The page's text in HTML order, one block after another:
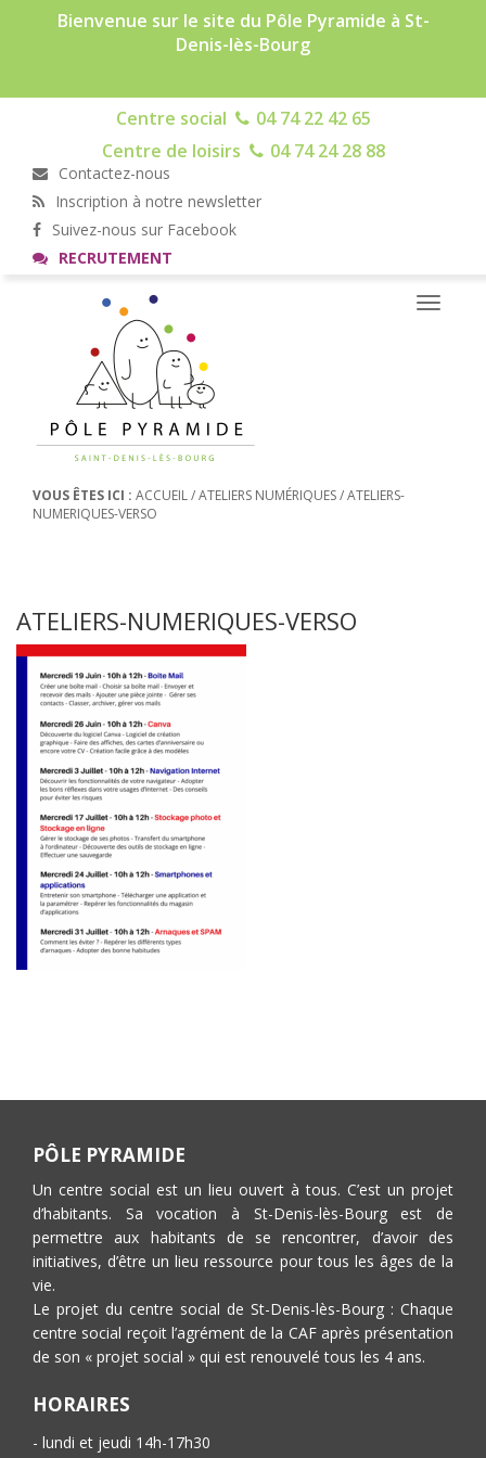
Bienvenue sur le site du Pôle Pyramide à St-
Denis-lès-Bourg
Centre social
04 74 22 42 65
Centre de loisirs
04 74 24 28 88
Contactez-nous
Inscription à notre newsletter
Suivez-nous sur Facebook
RECRUTEMENT
Toggle
VOUS ÊTES ICI : ACCUEIL/ATELIERS NUMÉRIQUES/ATELIERS-
NUMERIQUES-VERSO
ATELIERS-NUMERIQUES-VERSO
PÔLE PYRAMIDE
Un centre social est un lieu ouvert à tous. C’est un projet
d’habitants. Sa vocation à St-Denis-lès-Bourg est de
permettre aux habitants de se rencontrer, d’avoir des
initiatives, d’être un lieu ressource pour tous les âges de la
vie.
Le projet du centre social de St-Denis-lès-Bourg : Chaque
centre social reçoit l’agrément de la CAF après présentation
de son « projet social » qui est renouvelé tous les 4 ans.
HORAIRES
- lundi et jeudi 14h-17h30